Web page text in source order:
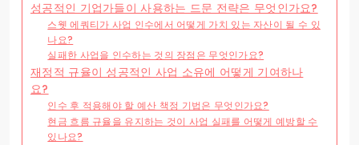
성공적인 기업가들이 사용하는 드문 전략은 무엇인가요?
스웻 에쿼티가 사업 인수에서 어떻게 가치 있는 자산이 될 수 있
나요?
실패한 사업을 인수하는 것의 장점은 무엇인가요?
재정적 규율이 성공적인 사업 소유에 어떻게 기여하나
요?
인수 후 적용해야 할 예산 책정 기법은 무엇인가요?
현금 흐름 규율을 유지하는 것이 사업 실패를 어떻게 예방할 수
있나요?